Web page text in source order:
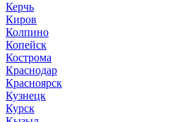
Керчь
Киров
Колпино
Копейск
Кострома
Краснодар
Красноярск
Кузнецк
Курск